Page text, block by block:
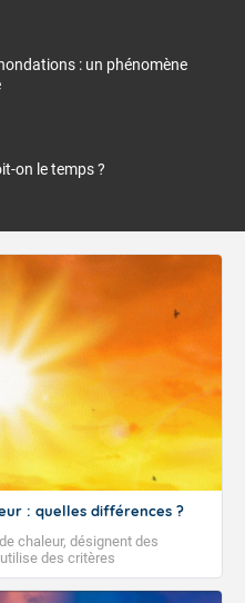
: un phénomène
on le temps ?
: quelles différences ?
chaleur, désignent des
des critères
les épisodes de chaleur qui
et socio-économiques